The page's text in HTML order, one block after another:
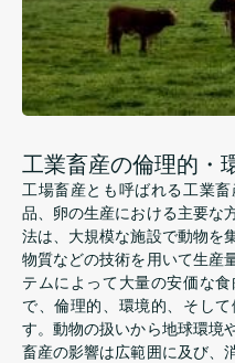
工業畜産の倫理的・
工場畜産とも呼ばれる工業
品、卵の生産における主要な
法は、大規模な施設で動物を
物質などの技術を用いて生産
テムによって大量の安価な
で、倫理的、環境的、そし
す。動物の扱いから地球環境
畜産の影響は広範囲に及び、